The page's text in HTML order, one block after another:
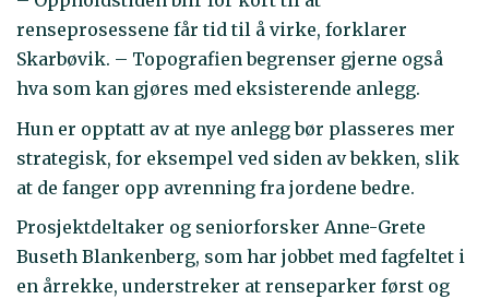
renseprosessene får tid til å virke, forklarer
Skarbøvik. – Topografien begrenser gjerne også
hva som kan gjøres med eksisterende anlegg.
Hun er opptatt av at nye anlegg bør plasseres mer
strategisk, for eksempel ved siden av bekken, slik
at de fanger opp avrenning fra jordene bedre.
Prosjektdeltaker og seniorforsker Anne-Grete
Buseth Blankenberg, som har jobbet med fagfeltet i
en årrekke, understreker at renseparker først og